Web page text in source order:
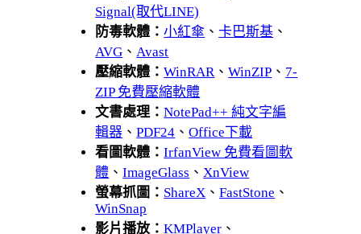
Signal(取代LINE)
防毒軟體：小紅傘 、卡巴斯基 、
AVG 、 Avast
壓縮軟體：WinRAR 、WinZIP 、 7-
ZIP 免費壓縮軟體
文書處理：NotePad++ 純文字編
輯器 、PDF24 、Office下載
看圖軟體：IrfanView 免費看圖軟
體 、ImageGlass 、 XnView
螢幕抓圖： ShareX 、FastStone 、
WinSnap
影片播放：KMPlayer 、